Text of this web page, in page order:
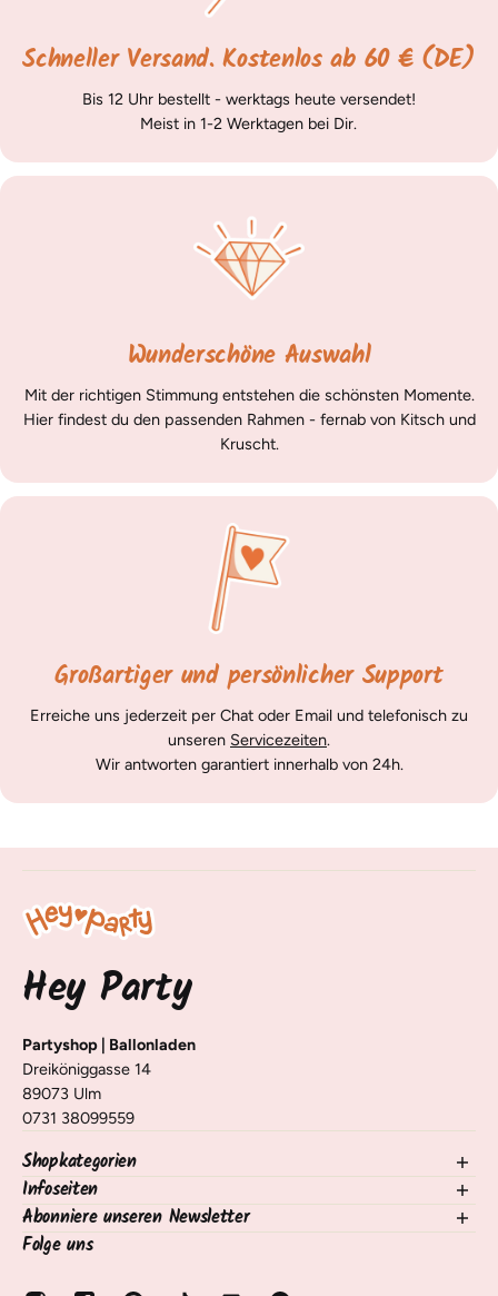
Schneller Versand. Kostenlos ab 60 € (DE)
Bis 12 Uhr bestellt - werktags heute versendet!
Meist in 1-2 Werktagen bei Dir.
Wunderschöne Auswahl
Mit der richtigen Stimmung entstehen die schönsten Momente.
Hier findest du den passenden Rahmen - fernab von Kitsch und
Kruscht.
Großartiger und persönlicher Support
Erreiche uns jederzeit per Chat oder Email und telefonisch zu
unseren Servicezeiten.
Wir antworten garantiert innerhalb von 24h.
Hey Party
Partyshop | Ballonladen
Dreiköniggasse 14
89073 Ulm
0731 38099559
Shopkategorien
NEU im Shop
Ballons
Deko Tisch & Raum
Nach Anlass
Infoseiten
Kontakt
Versand, Lieferung & Rückgabe
Zahlungsarten
Abonniere unseren Newsletter
Trage dich für unseren Newsletter ein und erhalte Infos zu
Folge uns